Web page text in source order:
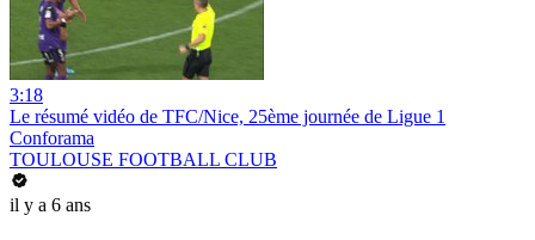
3:18
Le résumé vidéo de TFC/Nice, 25ème journée de Ligue 1
Conforama
TOULOUSE FOOTBALL CLUB
il y a 6 ans